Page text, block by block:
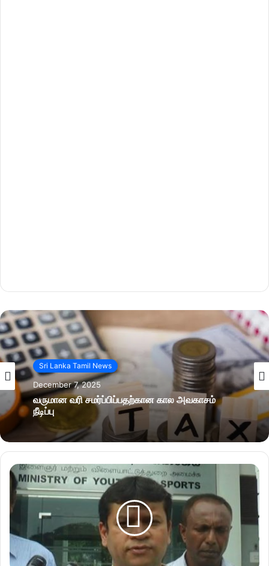
Sri Lanka Tamil News
December 7, 2025
வருமான வரி சமர்ப்பிப்பதற்கான கால அவகாசம்
நீடிப்பு